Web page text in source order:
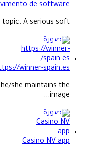
de software
A serious soft...
winner-spain.es/
she maintains the
image...
Casino NV app